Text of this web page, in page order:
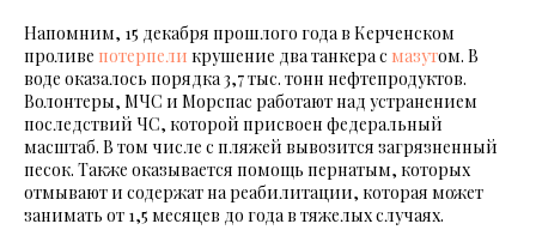
Напомним, 15 декабря прошлого года в Керченском
проливе потерпели крушение два танкера с мазутом. В
воде оказалось порядка 3,7 тыс. тонн нефтепродуктов.
Волонтеры, МЧС и Морспас работают над устранением
последствий ЧС, которой присвоен федеральный
масштаб. В том числе с пляжей вывозится загрязненный
песок. Также оказывается помощь пернатым, которых
отмывают и содержат на реабилитации, которая может
занимать от 1,5 месяцев до года в тяжелых случаях.